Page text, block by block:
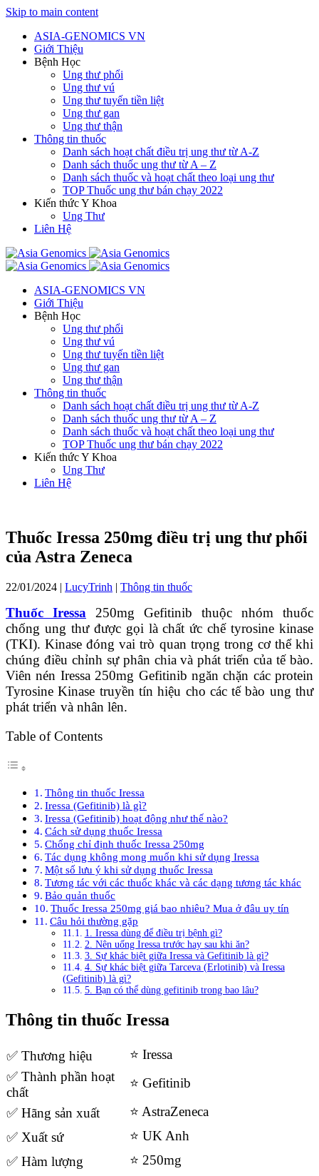
Skip to main content
ASIA-GENOMICS VN
Giới Thiệu
Bệnh Học
Ung thư phổi
Ung thư vú
Ung thư tuyến tiền liệt
Ung thư gan
Ung thư thận
Thông tin thuốc
Danh sách hoạt chất điều trị ung thư từ A-Z
Danh sách thuốc ung thư từ A – Z
Danh sách thuốc và hoạt chất theo loại ung thư
TOP Thuốc ung thư bán chạy 2022
Kiến thức Y Khoa
Ung Thư
Liên Hệ
ASIA-GENOMICS VN
Giới Thiệu
Bệnh Học
Ung thư phổi
Ung thư vú
Ung thư tuyến tiền liệt
Ung thư gan
Ung thư thận
Thông tin thuốc
Danh sách hoạt chất điều trị ung thư từ A-Z
Danh sách thuốc ung thư từ A – Z
Danh sách thuốc và hoạt chất theo loại ung thư
TOP Thuốc ung thư bán chạy 2022
Kiến thức Y Khoa
Ung Thư
Liên Hệ
Thuốc Iressa 250mg điều trị ung thư phổi
của Astra Zeneca
22/01/2024 | LucyTrinh | Thông tin thuốc
Thuốc Iressa
250mg Gefitinib thuộc nhóm thuốc
chống ung thư được gọi là chất ức chế tyrosine kinase
(TKI). Kinase đóng vai trò quan trọng trong cơ thể khi
chúng điều chỉnh sự phân chia và phát triển của tế bào.
Viên nén Iressa 250mg Gefitinib ngăn chặn các protein
Tyrosine Kinase truyền tín hiệu cho các tế bào ung thư
phát triển và nhân lên.
Table of Contents
Thông tin thuốc Iressa
Iressa (Gefitinib) là gì?
Iressa (Gefitinib) hoạt động như thế nào?
Cách sử dụng thuốc Iressa
Chống chỉ định thuốc Iressa 250mg
Tác dụng không mong muốn khi sử dụng Iressa
Một số lưu ý khi sử dụng thuốc Iressa
Tương tác với các thuốc khác và các dạng tương tác khác
Bảo quản thuốc
Thuốc Iressa 250mg giá bao nhiêu? Mua ở đâu uy tín
Câu hỏi thường gặp
1. Iressa dùng để điều trị bệnh gì?
2. Nên uống Iressa trước hay sau khi ăn?
3. Sự khác biệt giữa Iressa và Gefitinib là gì?
4. Sự khác biệt giữa Tarceva (Erlotinib) và Iressa
(Gefitinib) là gì?
5. Bạn có thể dùng gefitinib trong bao lâu?
Thông tin thuốc Iressa
✅ Thương hiệu
⭐ Iressa
✅ Thành phần hoạt
chất
⭐ Gefitinib
✅ Hãng sản xuất
⭐ AstraZeneca
✅ Xuất sứ
⭐ UK Anh
✅ Hàm lượng
⭐ 250mg